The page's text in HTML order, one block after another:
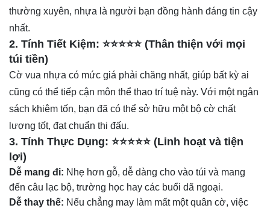
thường xuyên, nhựa là người bạn đồng hành đáng tin cậy
nhất.
2. Tính Tiết Kiệm: ⭐⭐⭐⭐⭐ (Thân thiện với mọi
túi tiền)
Cờ vua nhựa có mức giá phải chăng nhất, giúp bất kỳ ai
cũng có thể tiếp cận môn thể thao trí tuệ này. Với một ngân
sách khiêm tốn, bạn đã có thể sở hữu một bộ cờ chất
lượng tốt, đạt chuẩn thi đấu.
3. Tính Thực Dụng: ⭐⭐⭐⭐⭐ (Linh hoạt và tiện
lợi)
Dễ mang đi: Nhẹ hơn gỗ, dễ dàng cho vào túi và mang
đến câu lạc bộ, trường học hay các buổi dã ngoại.
Dễ thay thế: Nếu chẳng may làm mất một quân cờ, việc